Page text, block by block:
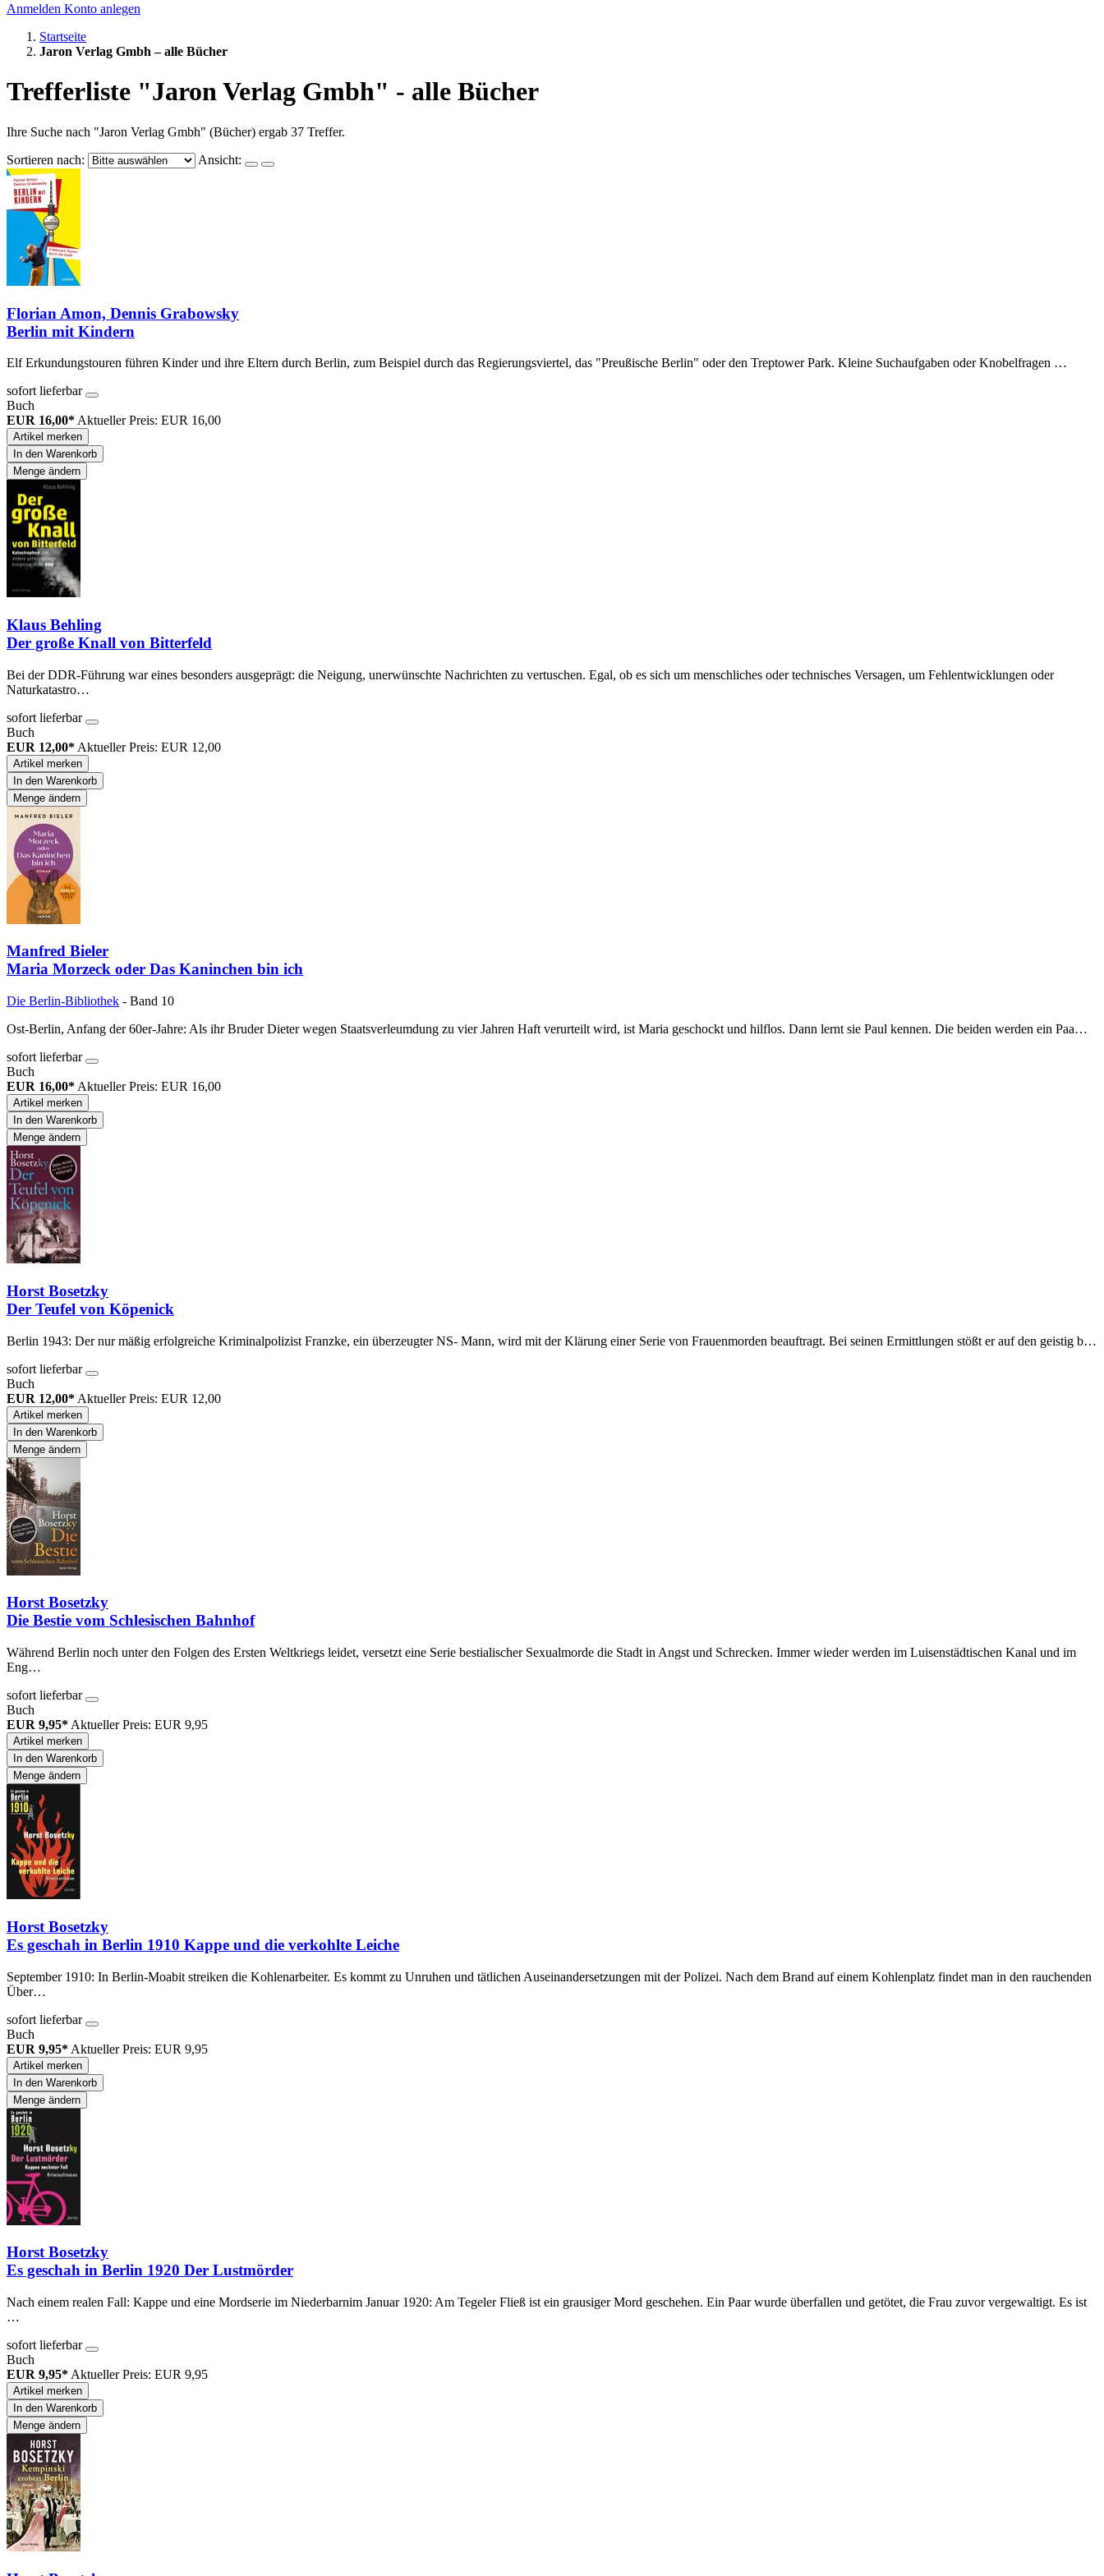
Anmelden Konto anlegen
Startseite
Jaron Verlag Gmbh – alle Bücher
Trefferliste "Jaron Verlag Gmbh" - alle Bücher
Ihre Suche nach "Jaron Verlag Gmbh" (Bücher) ergab 37 Treffer.
Sortieren nach:
Ansicht:
Florian Amon, Dennis Grabowsky
Berlin mit Kindern
Elf Erkundungstouren führen Kinder und ihre Eltern durch Berlin, zum Beispiel durch das Regierungsviertel, das "Preußische Berlin" oder den Treptower Park. Kleine Suchaufgaben oder Knobelfragen …
sofort lieferbar
Buch
EUR 16,00* Aktueller Preis: EUR 16,00
Artikel merken
In den Warenkorb
Menge ändern
Klaus Behling
Der große Knall von Bitterfeld
Bei der DDR-Führung war eines besonders ausgeprägt: die Neigung, unerwünschte Nachrichten zu vertuschen. Egal, ob es sich um menschliches oder technisches Versagen, um Fehlentwicklungen oder
Naturkatastro…
sofort lieferbar
Buch
EUR 12,00* Aktueller Preis: EUR 12,00
Artikel merken
In den Warenkorb
Menge ändern
Manfred Bieler
Maria Morzeck oder Das Kaninchen bin ich
Die Berlin-Bibliothek - Band 10
Ost-Berlin, Anfang der 60er-Jahre: Als ihr Bruder Dieter wegen Staatsverleumdung zu vier Jahren Haft verurteilt wird, ist Maria geschockt und hilflos. Dann lernt sie Paul kennen. Die beiden werden ein Paa…
sofort lieferbar
Buch
EUR 16,00* Aktueller Preis: EUR 16,00
Artikel merken
In den Warenkorb
Menge ändern
Horst Bosetzky
Der Teufel von Köpenick
Berlin 1943: Der nur mäßig erfolgreiche Kriminalpolizist Franzke, ein überzeugter NS- Mann, wird mit der Klärung einer Serie von Frauenmorden beauftragt. Bei seinen Ermittlungen stößt er auf den geistig b…
sofort lieferbar
Buch
EUR 12,00* Aktueller Preis: EUR 12,00
Artikel merken
In den Warenkorb
Menge ändern
Horst Bosetzky
Die Bestie vom Schlesischen Bahnhof
Während Berlin noch unter den Folgen des Ersten Weltkriegs leidet, versetzt eine Serie bestialischer Sexualmorde die Stadt in Angst und Schrecken. Immer wieder werden im Luisenstädtischen Kanal und im
Eng…
sofort lieferbar
Buch
EUR 9,95* Aktueller Preis: EUR 9,95
Artikel merken
In den Warenkorb
Menge ändern
Horst Bosetzky
Es geschah in Berlin 1910 Kappe und die verkohlte Leiche
September 1910: In Berlin-Moabit streiken die Kohlenarbeiter. Es kommt zu Unruhen und tätlichen Auseinandersetzungen mit der Polizei. Nach dem Brand auf einem Kohlenplatz findet man in den rauchenden
Über…
sofort lieferbar
Buch
EUR 9,95* Aktueller Preis: EUR 9,95
Artikel merken
In den Warenkorb
Menge ändern
Horst Bosetzky
Es geschah in Berlin 1920 Der Lustmörder
Nach einem realen Fall: Kappe und eine Mordserie im Niederbarnim Januar 1920: Am Tegeler Fließ ist ein grausiger Mord geschehen. Ein Paar wurde überfallen und getötet, die Frau zuvor vergewaltigt. Es ist
…
sofort lieferbar
Buch
EUR 9,95* Aktueller Preis: EUR 9,95
Artikel merken
In den Warenkorb
Menge ändern